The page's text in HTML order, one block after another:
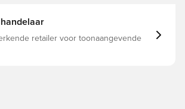
retailer voor toonaangevende